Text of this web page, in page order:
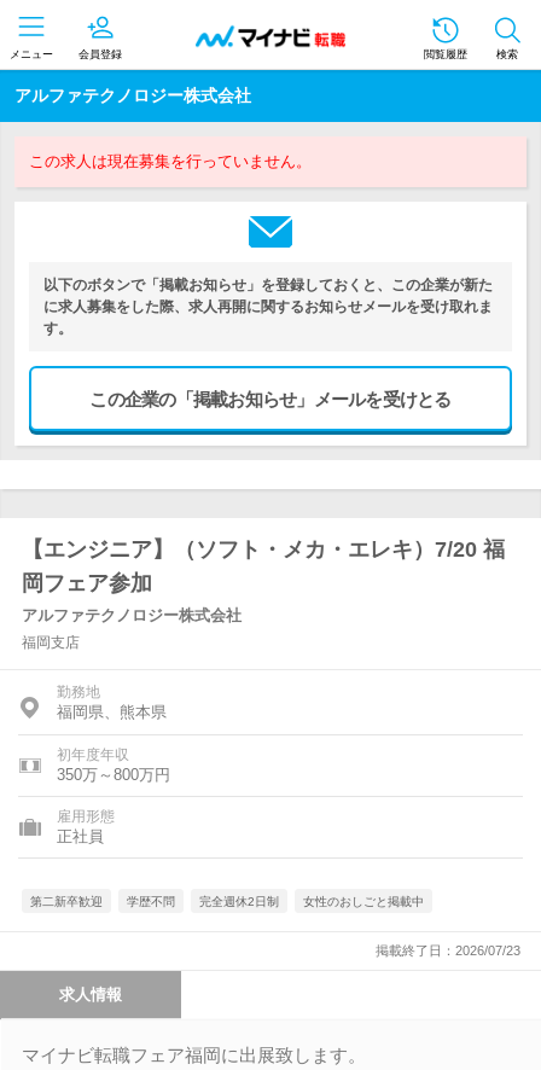
メニュー 会員登録 閲覧履歴 検索
アルファテクノロジー株式会社
この求人は現在募集を行っていません。
以下のボタンで「掲載お知らせ」を登録しておくと、この企業が新た
に求人募集をした際、求人再開に関するお知らせメールを受け取れま
す。
この企業の「掲載お知らせ」メールを受けとる
【エンジニア】（ソフト・メカ・エレキ）7/20 福
岡フェア参加
アルファテクノロジー株式会社
福岡支店
勤務地
福岡県、熊本県
初年度年収
350万～800万円
雇用形態
正社員
第二新卒歓迎 学歴不問 完全週休2日制 女性のおしごと掲載中
掲載終了日：2026/07/23
求人情報
マイナビ転職フェア福岡に出展致します。